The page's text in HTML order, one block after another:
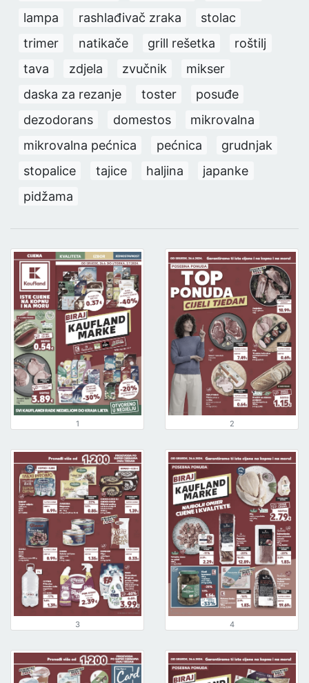
lampa
rashlađivač zraka
stolac
trimer
natikače grill rešetka
roštilj
tava
zdjela zvučnik
mikser
daska za rezanje
toster
posuđe
dezodorans
domestos
mikrovalna
mikrovalna pećnica
pećnica
grudnjak
stopalice
tajice haljina
japanke
pidžama
1 2
3 4